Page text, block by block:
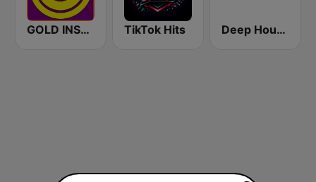
GOLD INSTRUMENTAL TikTok Hits Deep House Radio